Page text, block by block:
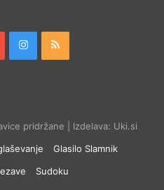
pridržane | Izdelava: Uki.si
Glasilo Slamnik
Sudoku